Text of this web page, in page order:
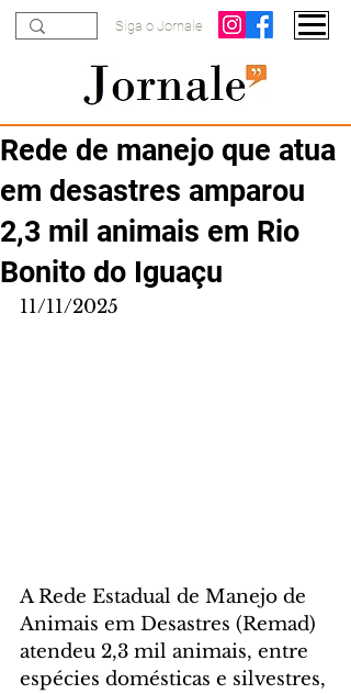
Siga o Jornale
Rede de manejo que atua
em desastres amparou
2,3 mil animais em Rio
Bonito do Iguaçu
11/11/2025
A Rede Estadual de Manejo de
Animais em Desastres (Remad)
atendeu 2,3 mil animais, entre
espécies domésticas e silvestres,